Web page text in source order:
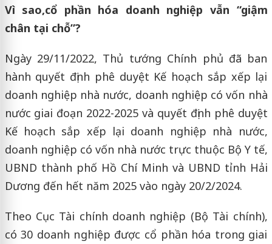
Vì sao,cổ phần hóa doanh nghiệp vẫn “giậm
chân tại chỗ”?
Ngày 29/11/2022, Thủ tướng Chính phủ đã ban
hành quyết định phê duyệt Kế hoạch sắp xếp lại
doanh nghiệp nhà nước, doanh nghiệp có vốn nhà
nước giai đoạn 2022-2025 và quyết định phê duyệt
Kế hoạch sắp xếp lại doanh nghiệp nhà nước,
doanh nghiệp có vốn nhà nước trực thuộc Bộ Y tế,
UBND thành phố Hồ Chí Minh và UBND tỉnh Hải
Dương đến hết năm 2025 vào ngày 20/2/2024.
Theo Cục Tài chính doanh nghiệp (Bộ Tài chính),
có 30 doanh nghiệp được cổ phần hóa trong giai